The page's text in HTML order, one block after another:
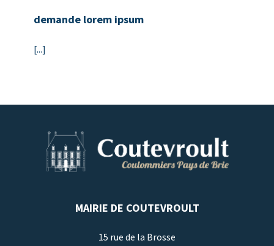
demande lorem ipsum
[...]
MAIRIE DE COUTEVROULT
15 rue de la Brosse